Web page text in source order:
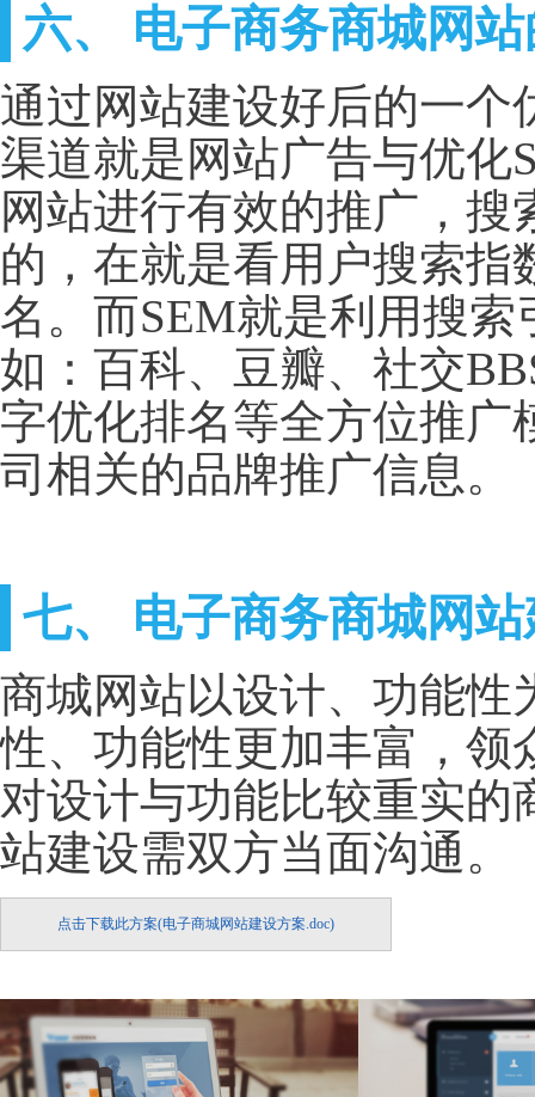
六、 电子商务商城网
通过网站建设好后的一个
渠道就是网站广告与优化
网站进行有效的推广，
的，在就是看用户搜索指
名。而SEM就是利用搜
如：百科、豆瓣、社交
字优化排名等全方位推广
司相关的品牌推广信息。
七、 电子商务商城网
商城网站以设计、功能性
性、功能性更加丰富，领
对设计与功能比较重实的
站建设需双方当面沟通。
点击下载此方案(电子商城网站建设方案.doc)